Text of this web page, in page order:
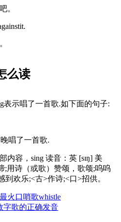
。
么读
表示唱了一首歌.如下面的句子:
晚唱了一首歌.
内容，sing 读音：英 [sɪŋ] 美
;用诗（或歌）赞颂，歌颂;呜呜
欢乐;<古>作诗;<口>招供。
火口哨歌whistle
字歌的正确发音